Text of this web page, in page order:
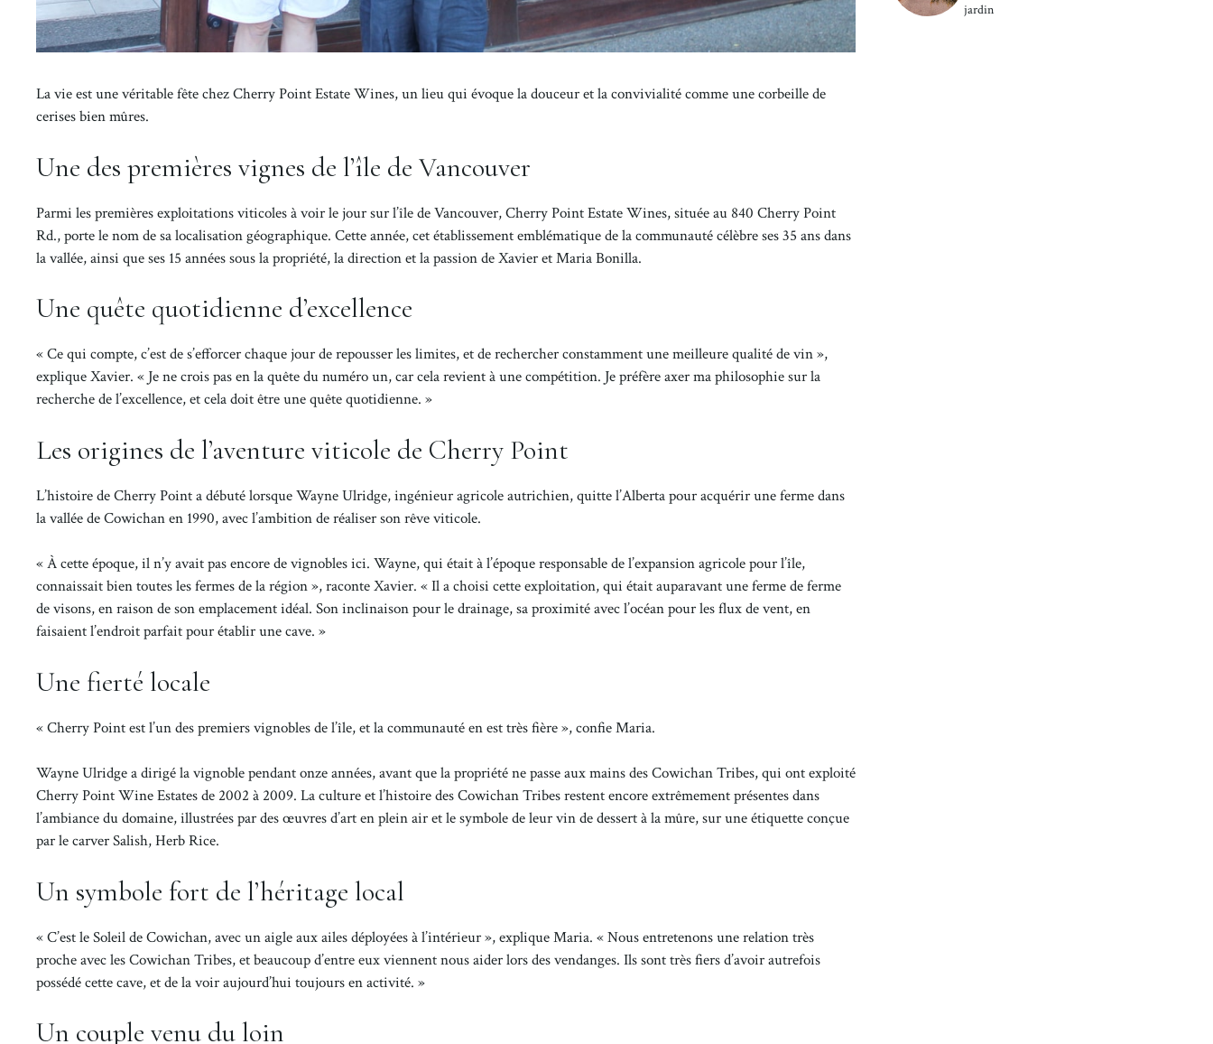
La vie est une véritable fête chez Cherry Point Estate Wines, un lieu qui évoque la douceur et la convivialité comme une corbeille de
cerises bien mûres.
Une des premières vignes de l’île de Vancouver
Parmi les premières exploitations viticoles à voir le jour sur l’île de Vancouver, Cherry Point Estate Wines, située au 840 Cherry Point
Rd., porte le nom de sa localisation géographique. Cette année, cet établissement emblématique de la communauté célèbre ses 35 ans dans
la vallée, ainsi que ses 15 années sous la propriété, la direction et la passion de Xavier et Maria Bonilla.
Une quête quotidienne d’excellence
« Ce qui compte, c’est de s’efforcer chaque jour de repousser les limites, et de rechercher constamment une meilleure qualité de vin »,
explique Xavier. « Je ne crois pas en la quête du numéro un, car cela revient à une compétition. Je préfère axer ma philosophie sur la
recherche de l’excellence, et cela doit être une quête quotidienne. »
Les origines de l’aventure viticole de Cherry Point
L’histoire de Cherry Point a débuté lorsque Wayne Ulridge, ingénieur agricole autrichien, quitte l’Alberta pour acquérir une ferme dans
la vallée de Cowichan en 1990, avec l’ambition de réaliser son rêve viticole.
« À cette époque, il n’y avait pas encore de vignobles ici. Wayne, qui était à l’époque responsable de l’expansion agricole pour l’île,
connaissait bien toutes les fermes de la région », raconte Xavier. « Il a choisi cette exploitation, qui était auparavant une ferme de ferme
de visons, en raison de son emplacement idéal. Son inclinaison pour le drainage, sa proximité avec l’océan pour les flux de vent, en
faisaient l’endroit parfait pour établir une cave. »
Une fierté locale
« Cherry Point est l’un des premiers vignobles de l’île, et la communauté en est très fière », confie Maria.
Wayne Ulridge a dirigé la vignoble pendant onze années, avant que la propriété ne passe aux mains des Cowichan Tribes, qui ont exploité
Cherry Point Wine Estates de 2002 à 2009. La culture et l’histoire des Cowichan Tribes restent encore extrêmement présentes dans
l’ambiance du domaine, illustrées par des œuvres d’art en plein air et le symbole de leur vin de dessert à la mûre, sur une étiquette conçue
par le carver Salish, Herb Rice.
Un symbole fort de l’héritage local
« C’est le Soleil de Cowichan, avec un aigle aux ailes déployées à l’intérieur », explique Maria. « Nous entretenons une relation très
proche avec les Cowichan Tribes, et beaucoup d’entre eux viennent nous aider lors des vendanges. Ils sont très fiers d’avoir autrefois
possédé cette cave, et de la voir aujourd’hui toujours en activité. »
Un couple venu du loin
jardin